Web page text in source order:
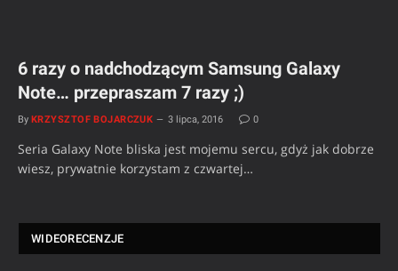
6 razy o nadchodzącym Samsung Galaxy
Note… przepraszam 7 razy ;)
By KRZYSZTOF BOJARCZUK 3 lipca, 2016 0
Seria Galaxy Note bliska jest mojemu sercu, gdyż jak dobrze
wiesz, prywatnie korzystam z czwartej…
WIDEORECENZJE